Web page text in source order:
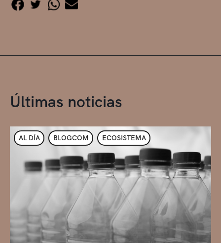
Últimas noticias
AL DÍA BLOGCOM ECOSISTEMA